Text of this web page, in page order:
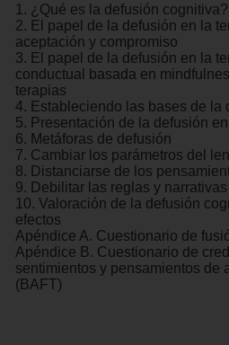
1. ¿Qué es la defusión cognitiva?
2. El papel de la defusión en la
aceptación y compromiso
3. El papel de la defusión en la
conductual basada en
terapias
4. Estableciendo las bases de la
5. Presentación de la defusión
6. Metáforas de defusión
7. Cambiar los parámetros del
8. Distanciarse de los
9. Debilitar las reglas y
10. Valoración de la defusión
efectos
Apéndice A. Cuestionario de
Apéndice B. Cuestionario de
sentimientos y pensamientos de
(BAFT)